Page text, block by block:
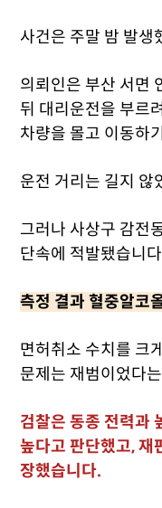
사건은 주말 밤 발생
의뢰인은 부산 서면
뒤 대리운전을 부르
차량을 몰고 이동하
운전 거리는 길지 않
그러나 사상구 감전
단속에 적발됐습니
측정 결과 혈중알코
면허취소 수치를 크
문제는 재범이었다
검찰은 동종 전력과
높다고 판단했고, 재
장했습니다.